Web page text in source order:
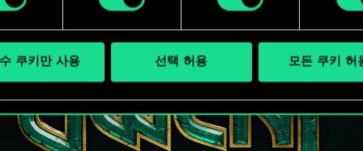
쿠키만 사용 선택 허용 모든 쿠키 허